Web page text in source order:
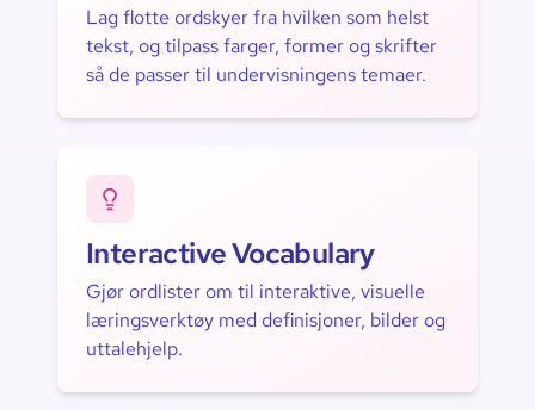
Lag flotte ordskyer fra hvilken som helst
tekst, og tilpass farger, former og skrifter
så de passer til undervisningens temaer.
Interactive Vocabulary
Gjør ordlister om til interaktive, visuelle
læringsverktøy med definisjoner, bilder og
uttalehjelp.